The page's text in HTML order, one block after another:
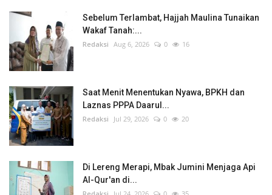
Sebelum Terlambat, Hajjah Maulina Tunaikan
Wakaf Tanah:...
Redaksi Aug 6, 2026 0 16
Saat Menit Menentukan Nyawa, BPKH dan
Laznas PPPA Daarul...
Redaksi Jul 29, 2026 0 20
Di Lereng Merapi, Mbak Jumini Menjaga Api
Al-Qur'an di...